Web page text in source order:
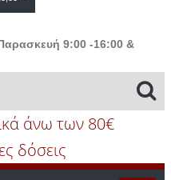
9:00 -16:00 &
άνω των 80€
δόσεις